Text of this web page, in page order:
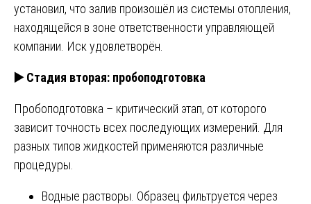
установил, что залив произошёл из системы отопления,
находящейся в зоне ответственности управляющей
компании. Иск удовлетворён.
▶️Стадия вторая: пробоподготовка
Пробоподготовка – критический этап, от которого
зависит точность всех последующих измерений. Для
разных типов жидкостей применяются различные
процедуры.
Водные растворы. Образец фильтруется через